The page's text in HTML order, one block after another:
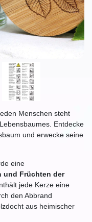
Menschen steht
Entdecke
und erwecke seine
eine
und Früchten der
jede Kerze eine
den Abbrand
aus heimischer